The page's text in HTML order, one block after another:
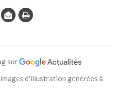
sur
d'illustration générées à